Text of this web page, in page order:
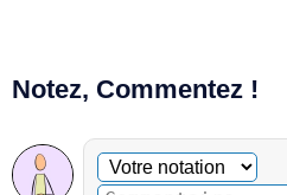
Notez, Commentez !
Commentaire facultatif
Votre notation